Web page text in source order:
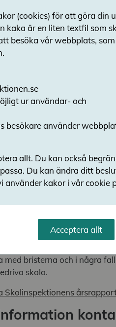
att elever kan få
säger Helén
vuxenutbildningen har
Detta kan försvåra
vilket i sin tur kan
ser.
och
Skolinspektionen även
Liksom tidigare är
har situationen varit
och omfattande brister när
och trygghet. På
bred problematik som
och brist på utbildad
använt skarpa verktyg för
med bristerna och i några
skola.
Skolinspektionens
(cookies) för att göra din
kaka är en liten textfil som
besöka vår webbplats,
ur användar- och
besökare använder
allt. Du kan också
Du kan ändra ditt
använder kakor i vår cookie
Acceptera allt